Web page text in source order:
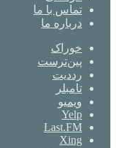
تماس با ما
درباره ما
خوراک
‫پین‌ترست
‫رددیت
‫تامبلر
ویمیو
Yelp
Last.FM
Xing